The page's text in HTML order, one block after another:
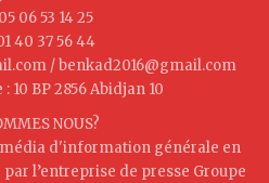
06 53 14 25
40 37 56 44
/ benkad2016@gmail.com
10 BP 2856 Abidjan 10
NOUS?
d'information générale en
l’entreprise de presse Groupe